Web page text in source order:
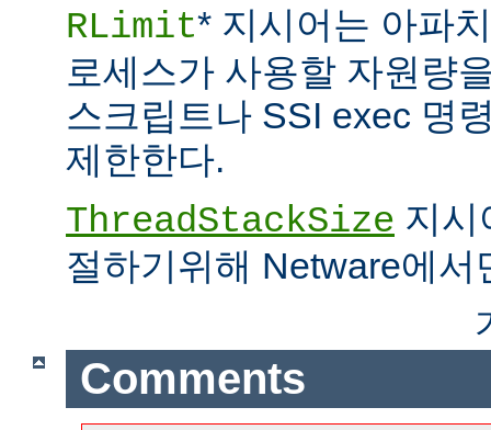
RLimit* 지시어는 아파
로세스가 사용할 자원량
스크립트나 SSI exec 명
제한한다.
ThreadStackSize 지시
절하기위해 Netware에서
Comments